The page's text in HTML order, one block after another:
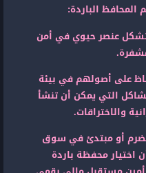
المحافظ الباردة:
عنصر حيوي في أمن
على أصولهم في بيئة
التي يمكن أن تنشأ
والاختراقات.
أو مبتدئ في سوق
اختيار محفظة باردة